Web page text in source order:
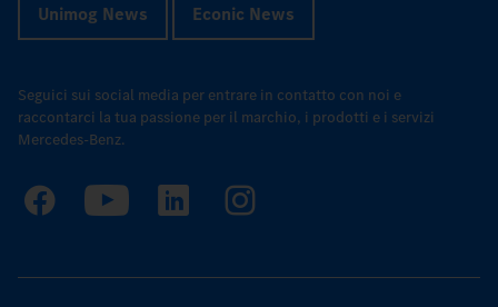
Unimog News Econic News
Seguici sui social media per entrare in contatto con noi e
raccontarci la tua passione per il marchio, i prodotti e i servizi
Mercedes-Benz.